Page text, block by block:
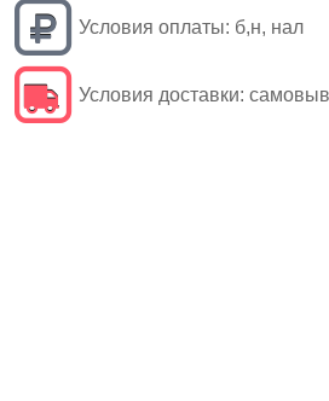
Условия оплаты: б,н, нал
Условия доставки: